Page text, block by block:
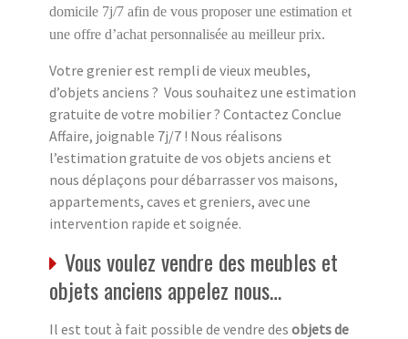
domicile 7j/7 afin de vous proposer une estimation et
une offre d’achat personnalisée au meilleur prix.
Votre grenier est rempli de vieux meubles,
d’objets anciens ? Vous souhaitez une estimation
gratuite de votre mobilier ? Contactez Conclue
Affaire, joignable 7j/7 ! Nous réalisons
l’estimation gratuite de vos objets anciens et
nous déplaçons pour débarrasser vos maisons,
appartements, caves et greniers, avec une
intervention rapide et soignée.
Vous voulez vendre des meubles et
objets anciens appelez nous…
Il est tout à fait possible de vendre des objets de